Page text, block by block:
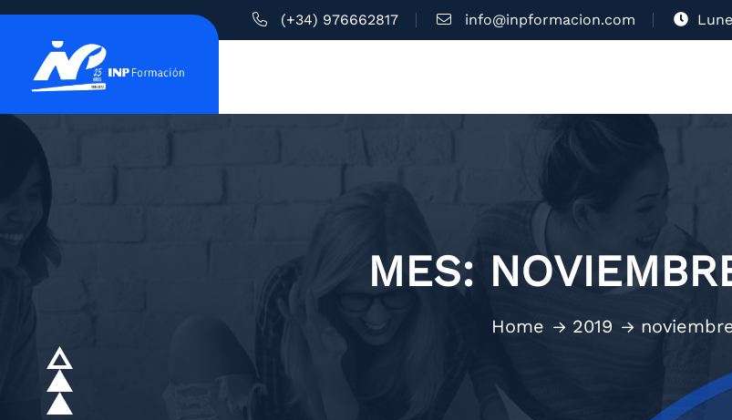
(+34) 976662817 info@inpformacion.com
MES:
Home 2019